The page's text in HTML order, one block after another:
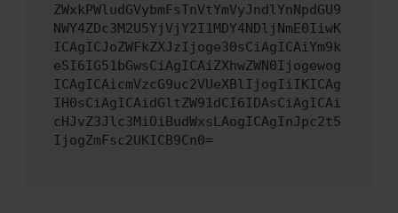
ZWxkPWludGVybmFsTnVtYmVyJndlYnNpdGU9
NWY4ZDc3M2U5YjVjY2I1MDY4NDljNmE0IiwK
ICAgICJoZWFkZXJzIjoge30sCiAgICAiYm9k
eSI6IG51bGwsCiAgICAiZXhwZWN0Ijogewog
ICAgICAicmVzcG9uc2VUeXBlIjogIiIKICAg
IH0sCiAgICAidGltZW91dCI6IDAsCiAgICAi
cHJvZ3Jlc3MiOiBudWxsLAogICAgInJpc2t5
IjogZmFsc2UKICB9Cn0=